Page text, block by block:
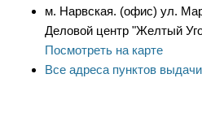
м. Нарвская. (офис) ул.
Деловой центр "Желтый
Посмотреть на карте
Все адреса пунктов выдачи